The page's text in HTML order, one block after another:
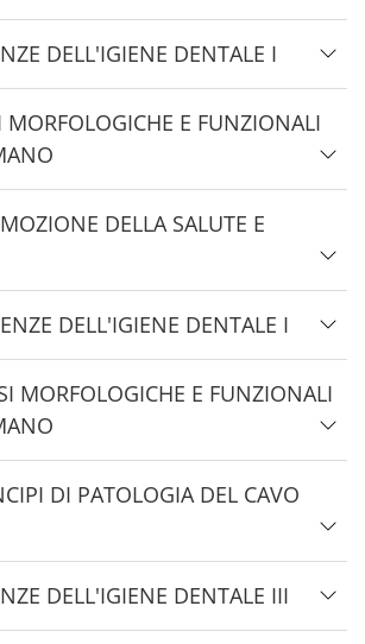
DELL'IGIENE DENTALE I
E FUNZIONALI
DELLA SALUTE E
DELL'IGIENE DENTALE I
MORFOLOGICHE E FUNZIONALI
DI PATOLOGIA DEL CAVO
DELL'IGIENE DENTALE III